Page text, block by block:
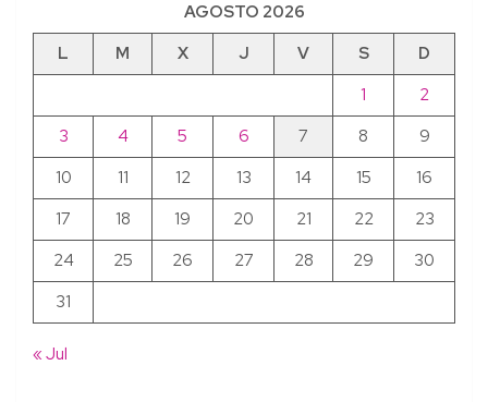
AGOSTO 2026
L
M X J V S
D
1
2
3
4 5 6 7 8
9
10
11 12 13 14 15
16
17
18 19 20 21 22
23
24
25 26 27 28 29
30
31
« Jul